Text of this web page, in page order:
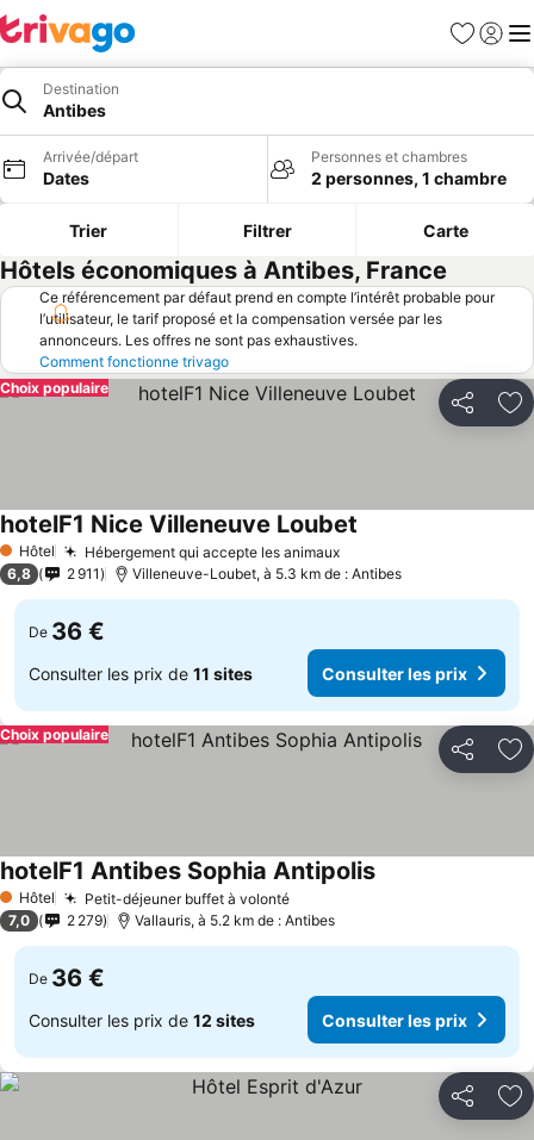
Favoris
Se
Destination
Antibes
Arrivée/départ
Dates
Personnes et chambres
2 personnes, 1 chambre
Trier Filtrer Carte
Hôtels économiques à Antibes, France
Ce référencement par défaut prend en compte l’intérêt probable pour
l’utilisateur, le tarif proposé et la compensation versée par les
annonceurs. Les offres ne sont pas exhaustives.
Comment fonctionne trivago
Partager
Choix populaire
1 Étoiles
Hôtel Hébergement qui accepte les animauxConsulter les prix
hotelF1 Nice Villeneuve Loubet
6,8 2 911 Villeneuve-Loubet, à 5.3 km de : Antibes
De 36 €
Consulter les prix de 11 sites Consulter les prix
Partager
Choix populaire
1 Étoiles
Hôtel Petit-déjeuner buffet à volontéConsulter les prix
hotelF1 Antibes Sophia AntipolisConsulter les prix
7,0 2 279 Vallauris, à 5.2 km de : Antibes
De 36 €
Consulter les prix de 12 sites Consulter les prix
Partager